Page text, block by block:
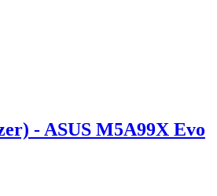
- ASUS M5A99X Evo